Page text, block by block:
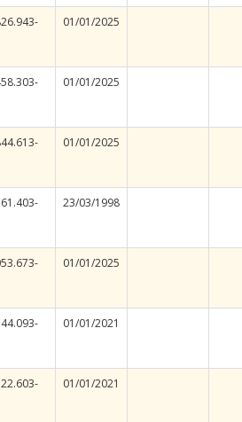
01/01/2025
01/01/2025
01/01/2025
23/03/1998
01/01/2025
01/01/2021
01/01/2021